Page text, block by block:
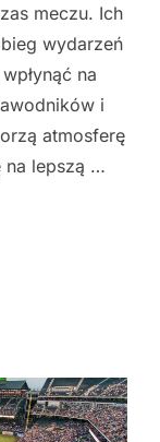
meczu. Ich
wydarzeń
na
i
atmosferę
na lepszą …